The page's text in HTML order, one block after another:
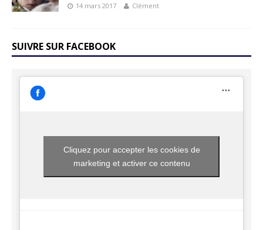
14 mars 2017 Clément
SUIVRE SUR FACEBOOK
Cliquez pour accepter les cookies de
marketing et activer ce contenu